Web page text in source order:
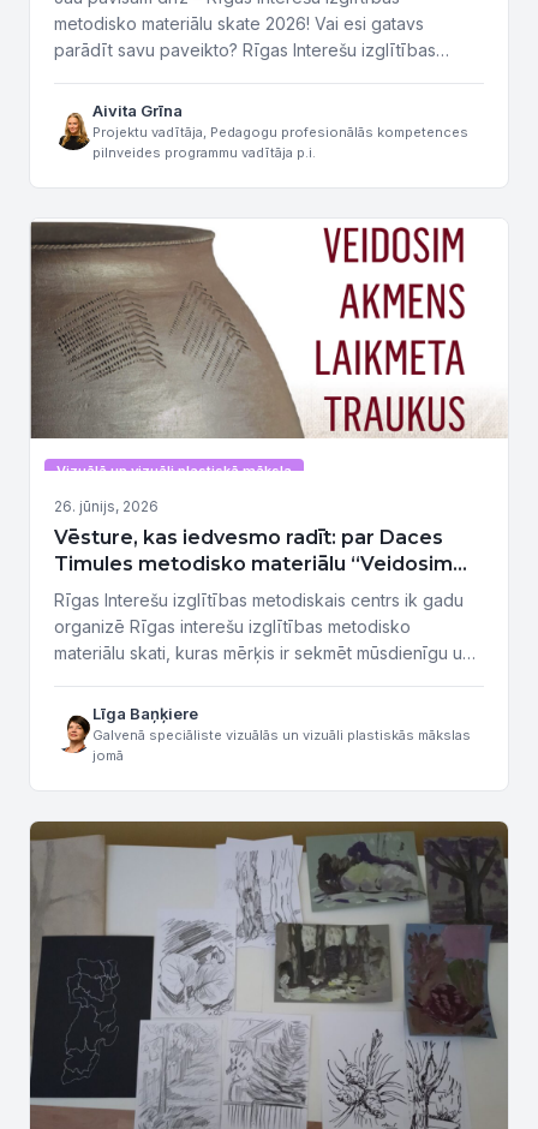
metodisko materiālu skate 2026! Vai esi gatavs
parādīt savu paveikto? Rīgas Interešu izglītības
jau vairāk nekā 10 gadus, tā ir iespēja dalīties ar savu
pieredzi, radošām idejām un vērtīgiem materiāliem,
kas bagātina interešu izglītības procesu Rīgā.
Aivita Grīna
Projektu vadītāja, Pedagogu profesionālās kompetences
pilnveides programmu vadītāja p.i.
Vizuālā un vizuāli plastiskā māksla
26. jūnijs, 2026
Vēsture, kas iedvesmo radīt: par Daces
Timules metodisko materiālu “Veidosim
akmens laikmeta traukus”
Rīgas Interešu izglītības metodiskais centrs ik gadu
organizē Rīgas interešu izglītības metodisko
materiālu skati, kuras mērķis ir sekmēt mūsdienīgu un
pilnveidi, veicinot pedagogu radošo darbību,
pieredzes apmaiņu un labās prakses popularizēšanu.
Materiāls izdots sadarbībā ar Rīgas valstspilsētas
„Veidosim akmens...
Līga Baņķiere
Galvenā speciāliste vizuālās un vizuāli plastiskās mākslas
jomā